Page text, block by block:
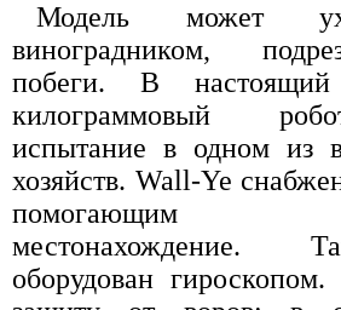
Модель может
виноградником,
побеги. В
килограммовый
испытание в одном из
хозяйств. Wall-Ye
помогающим
местонахождение.
оборудован